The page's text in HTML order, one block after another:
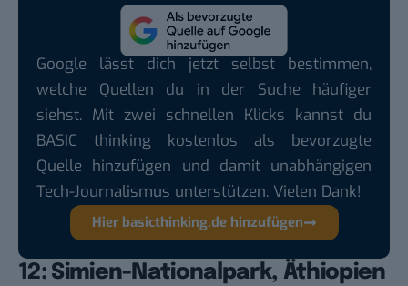
Google lässt dich jetzt selbst bestimmen,
welche Quellen du in der Suche häufiger
siehst. Mit zwei schnellen Klicks kannst du
BASIC thinking kostenlos als bevorzugte
Quelle hinzufügen und damit unabhängigen
Tech-Journalismus unterstützen. Vielen Dank!
Hier basicthinking.de hinzufügen
12: Simien-Nationalpark, Äthiopien